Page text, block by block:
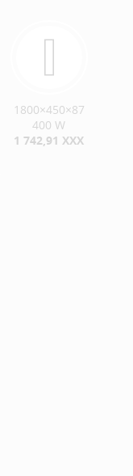
1800×450×87
400 W
1 742,91 XXX